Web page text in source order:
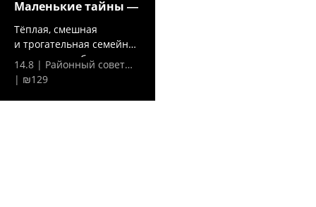
Маленькие тайны —
Тёплая, смешная
и трогательная семейная
комедия о любви,...
14.8 | Районный совет…
| ₪129